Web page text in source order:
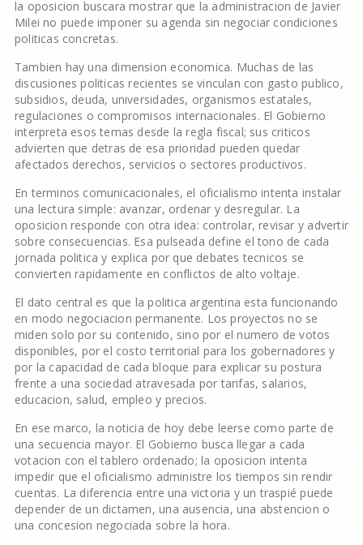
la oposicion buscara mostrar que la administracion de Javier
Milei no puede imponer su agenda sin negociar condiciones
politicas concretas.
Tambien hay una dimension economica. Muchas de las
discusiones politicas recientes se vinculan con gasto publico,
subsidios, deuda, universidades, organismos estatales,
regulaciones o compromisos internacionales. El Gobierno
interpreta esos temas desde la regla fiscal; sus criticos
advierten que detras de esa prioridad pueden quedar
afectados derechos, servicios o sectores productivos.
En terminos comunicacionales, el oficialismo intenta instalar
una lectura simple: avanzar, ordenar y desregular. La
oposicion responde con otra idea: controlar, revisar y advertir
sobre consecuencias. Esa pulseada define el tono de cada
jornada politica y explica por que debates tecnicos se
convierten rapidamente en conflictos de alto voltaje.
El dato central es que la politica argentina esta funcionando
en modo negociacion permanente. Los proyectos no se
miden solo por su contenido, sino por el numero de votos
disponibles, por el costo territorial para los gobernadores y
por la capacidad de cada bloque para explicar su postura
frente a una sociedad atravesada por tarifas, salarios,
educacion, salud, empleo y precios.
En ese marco, la noticia de hoy debe leerse como parte de
una secuencia mayor. El Gobierno busca llegar a cada
votacion con el tablero ordenado; la oposicion intenta
impedir que el oficialismo administre los tiempos sin rendir
cuentas. La diferencia entre una victoria y un traspié puede
depender de un dictamen, una ausencia, una abstencion o
una concesion negociada sobre la hora.